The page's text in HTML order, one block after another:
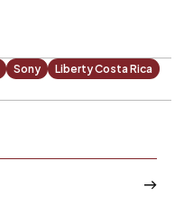
Sony
Liberty Costa Rica